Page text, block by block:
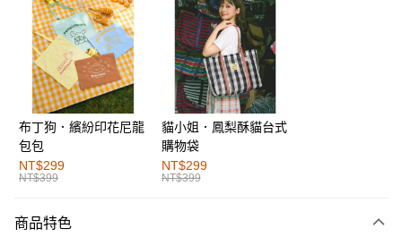
超商取貨付款
LINE Pay
街口支付
運送方式
全家取貨付款
每筆NT$60，滿NT$1,000(含以上)免運費
付款後全家取貨
布丁狗．繽紛印花尼龍
包包
NT$299
NT$399
貓小姐．鳳梨酥貓台式
購物袋
NT$299
NT$399
商品特色